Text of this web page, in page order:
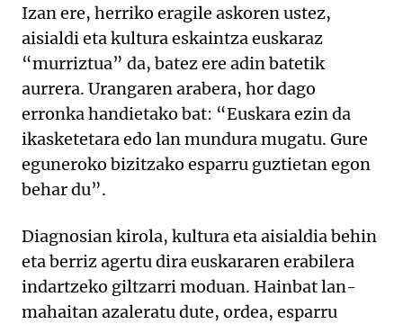
Izan ere, herriko eragile askoren ustez,
aisialdi eta kultura eskaintza euskaraz
“murriztua” da, batez ere adin batetik
aurrera. Urangaren arabera, hor dago
erronka handietako bat: “Euskara ezin da
ikasketetara edo lan mundura mugatu. Gure
eguneroko bizitzako esparru guztietan egon
behar du”.
Diagnosian kirola, kultura eta aisialdia behin
eta berriz agertu dira euskararen erabilera
indartzeko giltzarri moduan. Hainbat lan-
mahaitan azaleratu dute, ordea, esparru